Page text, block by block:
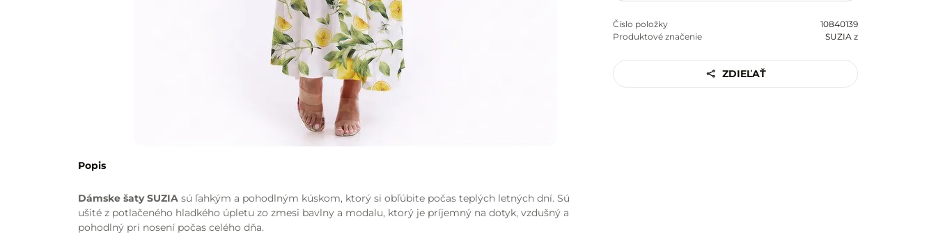
Popis
Dámske šaty SUZIA sú ľahkým a pohodlným kúskom, ktorý si obľúbite počas teplých letných dní. Sú
ušité z potlačeného hladkého úpletu zo zmesi bavlny a modalu, ktorý je príjemný na dotyk, vzdušný a
pohodlný pri nosení počas celého dňa.
Číslo položky
10840139
Produktové značenie
SUZIA z
ZDIEĽAŤ